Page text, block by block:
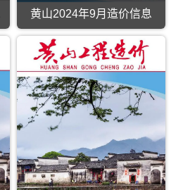
黄山2024年9月造价信息